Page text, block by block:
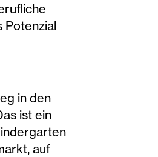
Potenzial
in den
ist ein
auf